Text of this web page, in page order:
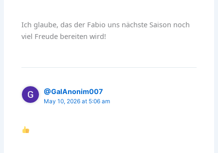
Ich glaube, das der Fabio uns nächste Saison noch
viel Freude bereiten wird!
@GalAnonim007
May 10, 2026 at 5:06 am